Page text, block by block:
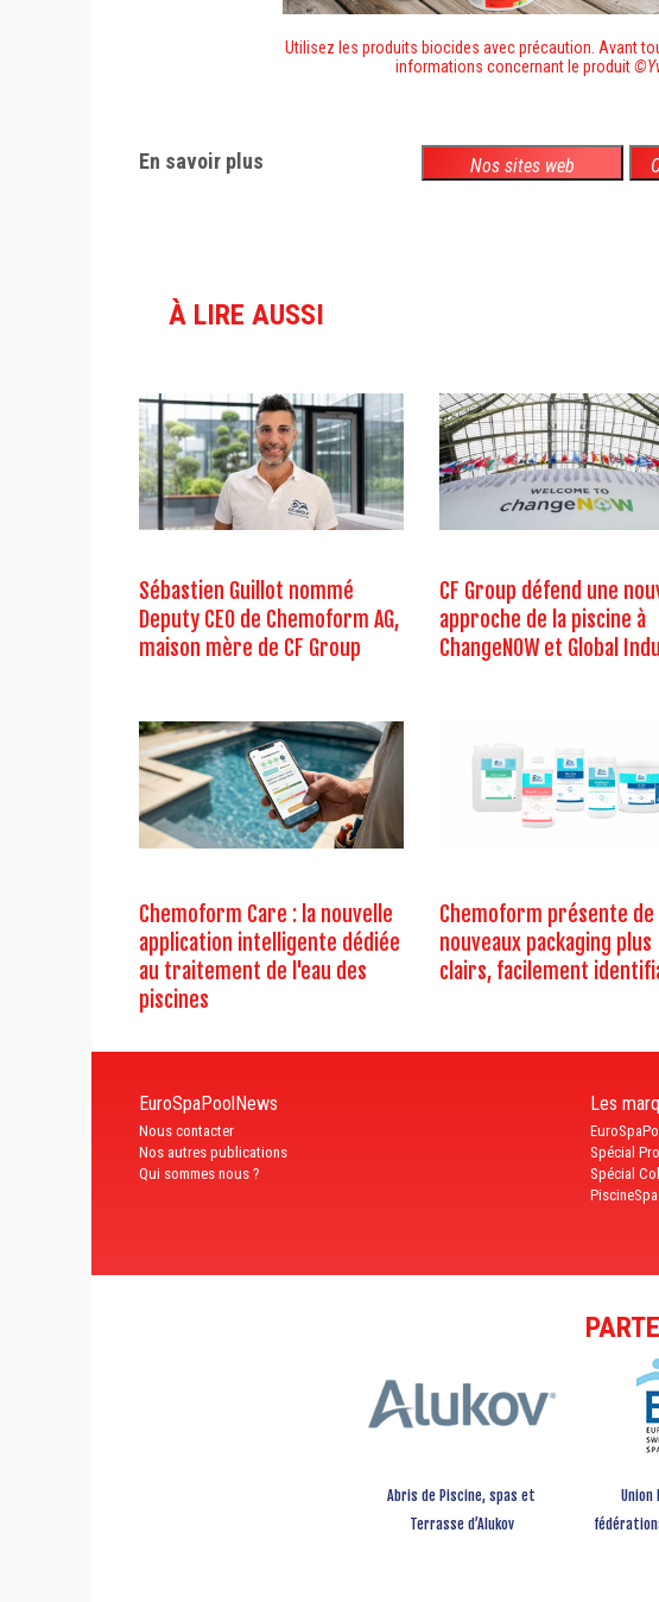
Utilisez les produits biocides avec précaution. Avant
informations concernant le produit
En savoir plus Nos sites web
À LIRE AUSSI
Sébastien Guillot nommé
Deputy CEO de Chemoform AG,
maison mère de CF Group
CF Group défend une
approche de la piscine à
ChangeNOW et Global
Chemoform Care : la nouvelle
application intelligente dédiée
au traitement de l'eau des
piscines
Chemoform présente de
nouveaux packaging plus
clairs, facilement
EuroSpaPoolNews
Nous contacter
Nos autres publications
Qui sommes nous ?
Les
Spécial
Spécial
Abris de Piscine, spas et
Terrasse d’Alukov
Union